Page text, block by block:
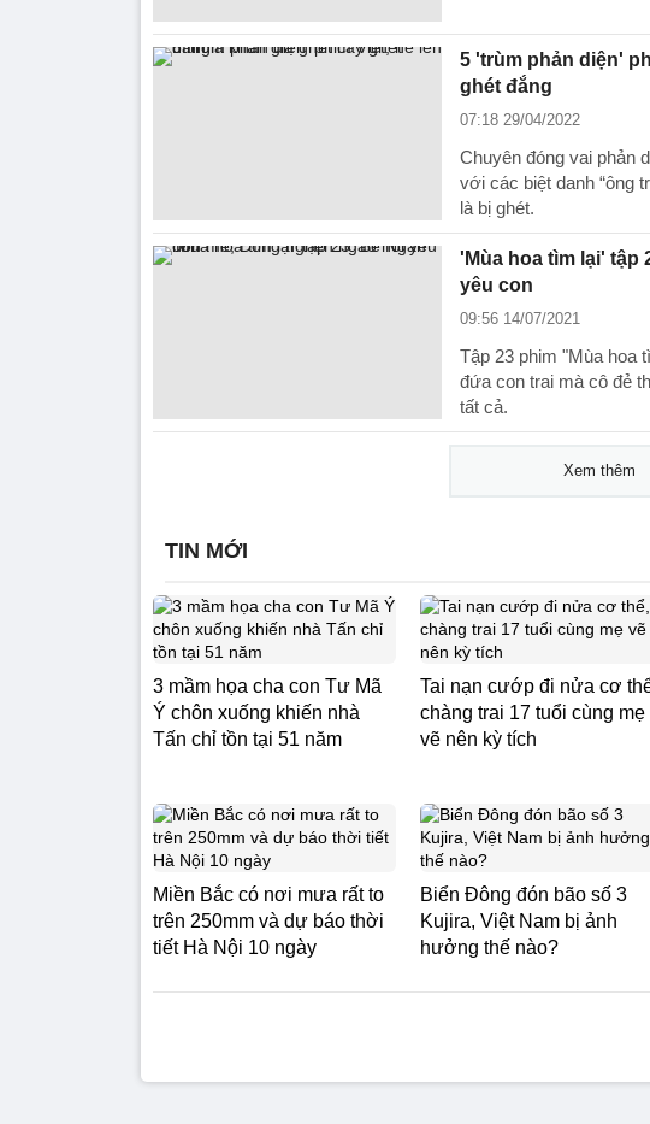
5 'trùm phản diện'
ghét đắng
07:18 29/04/2022
Chuyên đóng vai phản
với các biệt danh “ông
là bị ghét.
'Mùa hoa tìm lại' tập
yêu con
09:56 14/07/2021
Tập 23 phim "Mùa hoa
đứa con trai mà cô đẻ
tất cả.
Xem thêm
TIN MỚI
3 mầm họa cha con Tư Mã
Ý chôn xuống khiến nhà
Tấn chỉ tồn tại 51 năm
Tai nạn cướp đi nửa cơ
chàng trai 17 tuổi cùng mẹ
vẽ nên kỳ tích
Miền Bắc có nơi mưa rất to
trên 250mm và dự báo thời
tiết Hà Nội 10 ngày
Biển Đông đón bão số 3
Kujira, Việt Nam bị ảnh
hưởng thế nào?